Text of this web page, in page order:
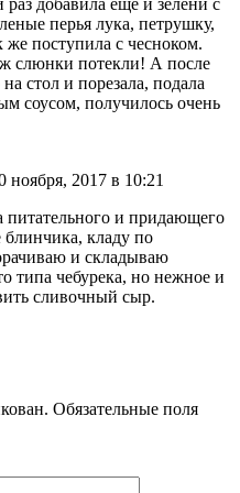
перья лука, петрушку,
поступила с чесноком.
слюнки потекли! А после
стол и порезала, подала
соусом, получилось очень
2017 в 10:21
питательного и придающего
кладу по
и складываю
типа чебурека, но нежное и
сливочный сыр.
Обязательные поля